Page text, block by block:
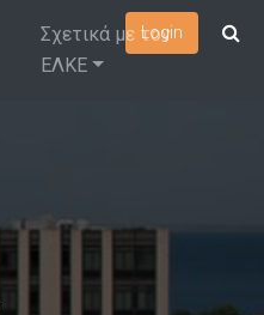
Login
Σχετικά με τον
ΕΛΚΕ